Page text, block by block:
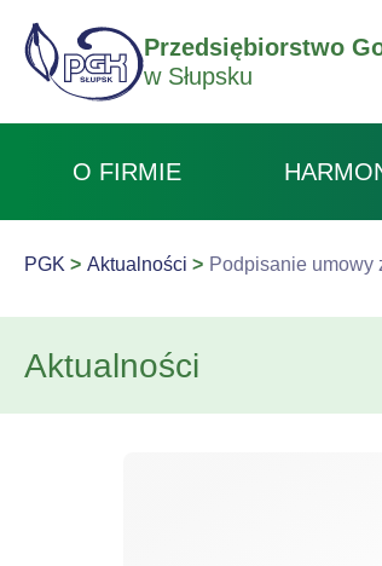
Przedsiębiorstwo
w Słupsku
O FIRMIE
PGK Aktualności Podpisanie umowy
Aktualności